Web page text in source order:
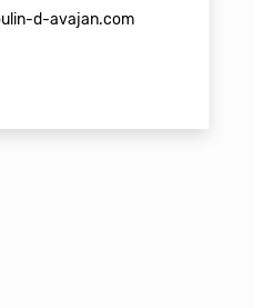
d-avajan.com